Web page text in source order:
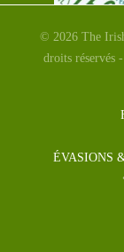
en
Les Irlandais ont dit «oui» à plus de 66 %, vendredi, à la
© 2026 The
droits réservés
ÉVASIONS